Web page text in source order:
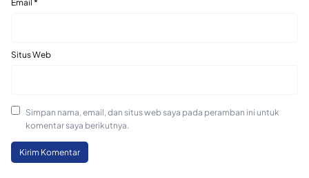
Email *
Situs Web
Simpan nama, email, dan situs web saya pada peramban ini untuk
komentar saya berikutnya.